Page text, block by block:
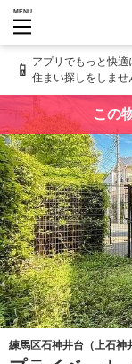
MENU
📱 アプリでもっと快適
住まい探しをしませ
この
練馬区石神井台（上石神